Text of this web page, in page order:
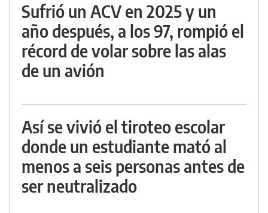
Sufrió un ACV en 2025 y un
año después, a los 97, rompió el
récord de volar sobre las alas
de un avión
Así se vivió el tiroteo escolar
donde un estudiante mató al
menos a seis personas antes de
ser neutralizado